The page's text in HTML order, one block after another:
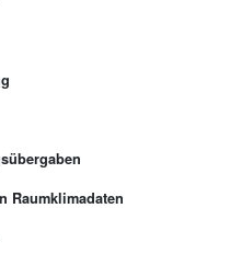
Raumklimadaten